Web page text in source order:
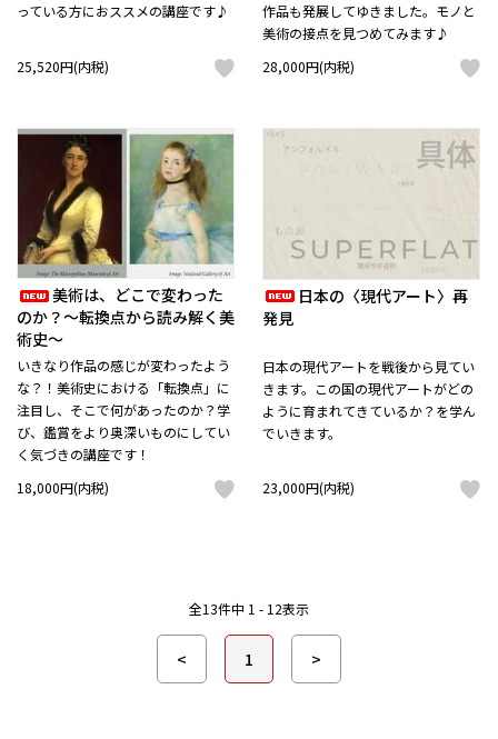
っている方におススメの講座です♪
25,520円(内税)
作品も発展してゆきました。モノと
美術の接点を見つめてみます♪
28,000円(内税)
美術は、どこで変わった
のか？～転換点から読み解く美
術史～
いきなり作品の感じが変わったよう
な？！美術史における「転換点」に
注目し、そこで何があったのか？学
び、鑑賞をより奥深いものにしてい
く気づきの講座です！
18,000円(内税)
日本の〈現代アート〉再
発見
日本の現代アートを戦後から見てい
きます。この国の現代アートがどの
ように育まれてきているか？を学ん
でいきます。
23,000円(内税)
全13件中 1 - 12表示
< 1 >